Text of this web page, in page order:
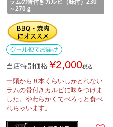
ラムの骨付きカルビ（味付）230
～270ｇ
当店特別価格 ¥2,000税込
一頭から８本くらいしかとれない
ラムの骨付きカルビに味をつけま
した。やわらかくてぺろっと食べ
れちゃいます。